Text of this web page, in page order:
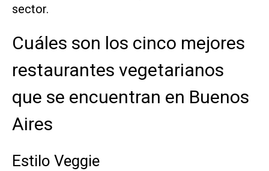
sector.
Cuáles son los cinco mejores
restaurantes vegetarianos
que se encuentran en Buenos
Aires
Estilo Veggie